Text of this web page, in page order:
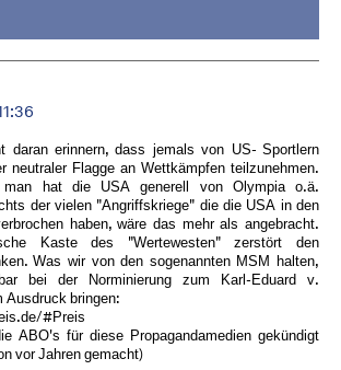
daran erinnern, dass jemals von US- Sportlern
neutraler Flagge an Wettkämpfen teilzunehmen.
man hat die USA generell von Olympia o.ä.
der vielen "Angriffskriege" die die USA in den
haben, wäre das mehr als angebracht.
Kaste des "Wertewesten" zerstört den
Was wir von den sogenannten MSM halten,
bei der Norminierung zum Karl-Eduard v.
Ausdruck bringen:
#Preis
ABO's für diese Propagandamedien gekündigt
vor Jahren gemacht)